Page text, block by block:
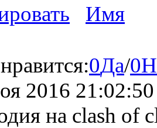
Имя
0Да/0
2016 21:02:50
на clash of